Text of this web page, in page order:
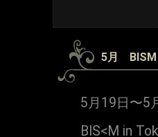
5月 BISM
5月19日〜5
BIS<M in